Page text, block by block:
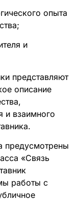
опыта
и
представляют
описание
и взаимного
предусмотрены
«Связь
работы с